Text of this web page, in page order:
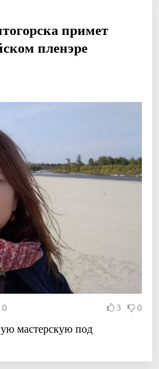
примет
пленэре
0 3 0
мастерскую под